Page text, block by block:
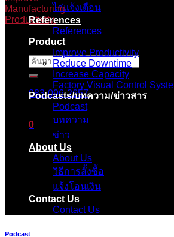
ค้นหา:
083-096-2657
0
ตะกร้าสินค้า
ไม่มีสินค้าในตะกร้า
ไก่แจ้งเตือน
References
References
Product
Improve Productivity
Reduce Downtime
Increase Capacity
Factory Visual Control
Podcasts/บทความ/ข่าวสาร
Podcast
บทความ
ข่าว
About Us
About Us
วิธีการสั้งซื้อ
แจ้งโอนเงิน
Contact Us
Contact Us
Podcast